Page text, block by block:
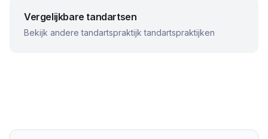
Vergelijkbare tandartsen
Bekijk anderetandartspraktijk tandartspraktijken